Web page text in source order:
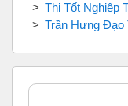
Thi Tốt Nghiệp
Trần Hưng Đạo
Tổng quan